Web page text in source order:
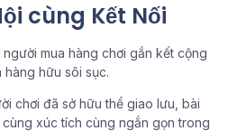
cùng Kết Nối
mua hàng chơi gắn kết cộng
hàng hữu sôi sục.
chơi đã sở hữu thể giao lưu, bài
xúc tích cùng ngắn gọn trong